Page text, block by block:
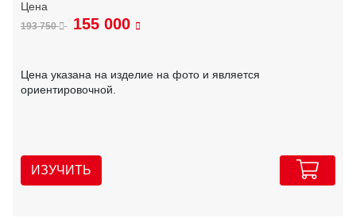
193 750 155 000
Цена указана на изделие на фото и является
ориентировочной.
ИЗУЧИТЬ